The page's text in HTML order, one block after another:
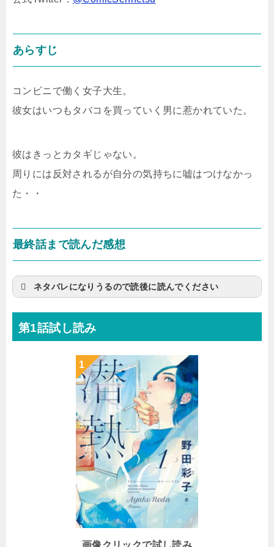
あらすじ
コンビニで働く女子大生。
彼女はいつもタバコを買っていく男に惹かれていた。
彼はきっとカタギじゃない。
周りには反対されるが自分の気持ちに嘘はつけなかっ
た・・
最終話まで読んだ感想
ネタバレになりうるので読後に読んでください
第1話試し読み